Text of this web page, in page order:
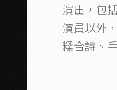
演出，包
演員以外
糅合詩、